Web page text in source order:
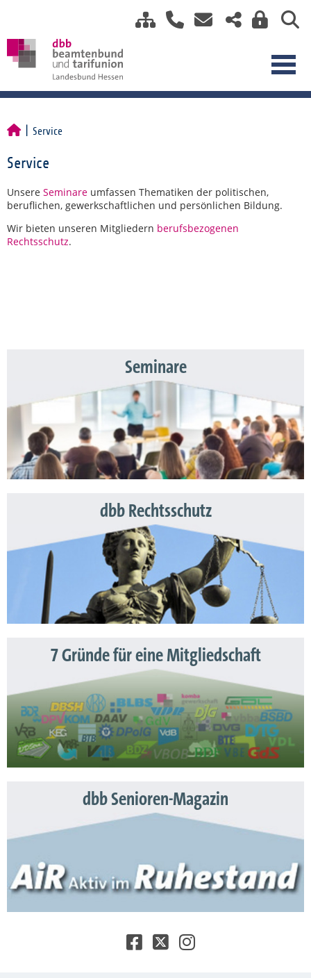
Service
Service
Unsere Seminare umfassen Thematiken der politischen,
beruflichen, gewerkschaftlichen und persönlichen Bildung.
Wir bieten unseren Mitgliedern berufsbezogenen
Rechtsschutz.
Seminare
dbb Rechtsschutz
7 Gründe für eine Mitgliedschaft
dbb Senioren-Magazin